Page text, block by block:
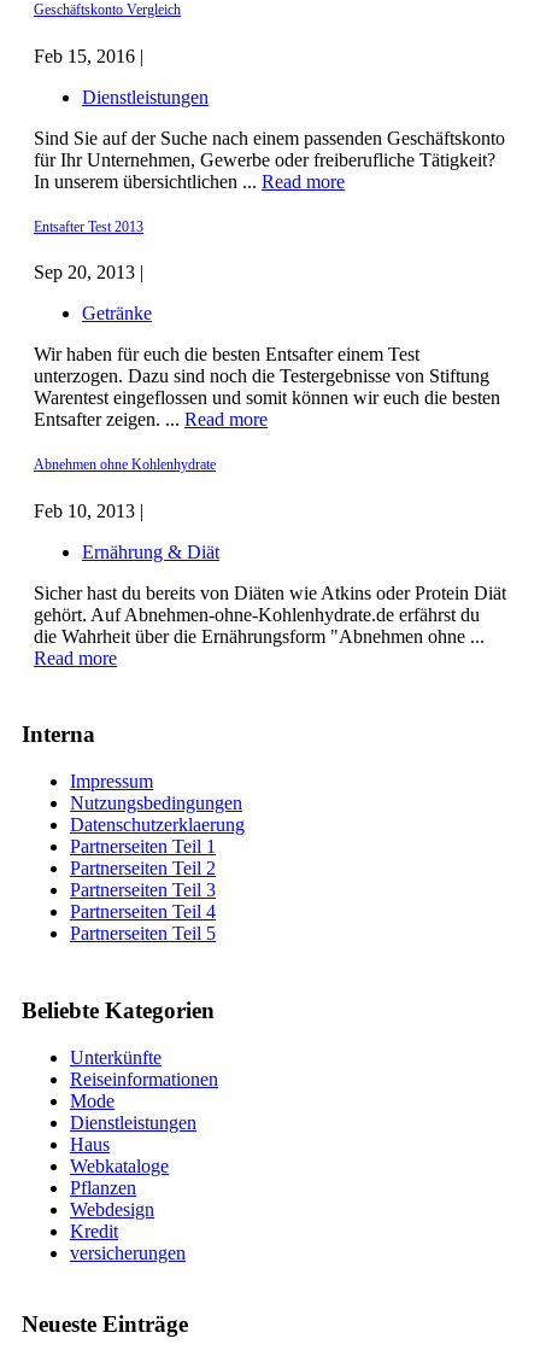
Beliebte Kategorien
Unterkünfte
Reiseinformationen
Mode
Dienstleistungen
Haus
Webkataloge
Pflanzen
Webdesign
Kredit
versicherungen
Neueste Einträge
Geschäftskonto Vergleich
Feb 15, 2016 |
Dienstleistungen
Sind Sie auf der Suche nach einem passenden Geschäftskonto
für Ihr Unternehmen, Gewerbe oder freiberufliche Tätigkeit?
In unserem übersichtlichen ... Read more
Entsafter Test 2013
Sep 20, 2013 |
Getränke
Wir haben für euch die besten Entsafter einem Test
unterzogen. Dazu sind noch die Testergebnisse von Stiftung
Warentest eingeflossen und somit können wir euch die besten
Entsafter zeigen. ... Read more
Abnehmen ohne Kohlenhydrate
Feb 10, 2013 |
Ernährung & Diät
Sicher hast du bereits von Diäten wie Atkins oder Protein Diät
gehört. Auf Abnehmen-ohne-Kohlenhydrate.de erfährst du
die Wahrheit über die Ernährungsform "Abnehmen ohne ...
Read more
Interna
Impressum
Nutzungsbedingungen
Datenschutzerklaerung
Partnerseiten Teil 1
Partnerseiten Teil 2
Partnerseiten Teil 3
Partnerseiten Teil 4
Partnerseiten Teil 5